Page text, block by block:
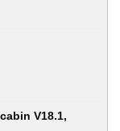
V18.1,